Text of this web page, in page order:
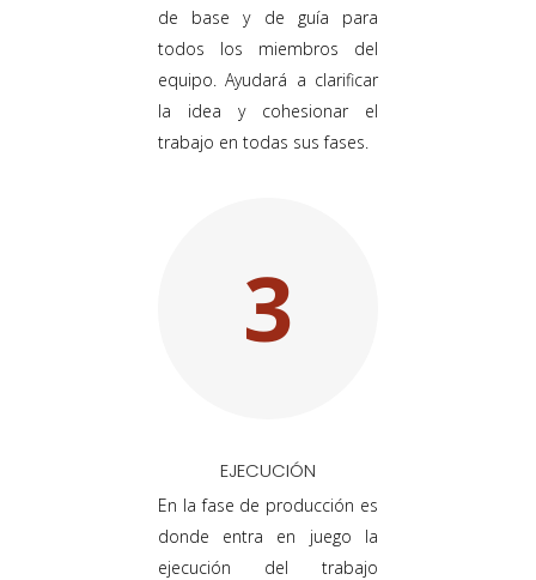
de base y de guía para
todos los miembros del
equipo. Ayudará a clarificar
la idea y cohesionar el
trabajo en todas sus fases.
3
EJECUCIÓN
En la fase de producción es
donde entra en juego la
ejecución del trabajo